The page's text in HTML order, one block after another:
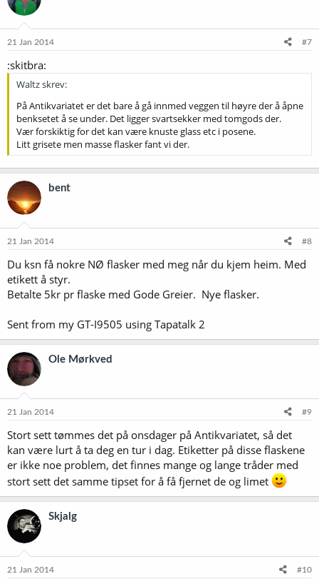
21 Jan 2014 #7
:skitbra:
Waltz skrev:
På Antikvariatet er det bare å gå innmed veggen til høyre der å åpne
benksetet å se under. Det ligger svartsekker med tomgods der.
Vær forskiktig for det kan være knuste glass etc i posene.
Litt grisete men masse flasker fant vi der.
bent
21 Jan 2014 #8
Du ksn få nokre NØ flasker med meg når du kjem heim. Med
etikett å styr.
Betalte 5kr pr flaske med Gode Greier. Nye flasker.
Sent from my GT-I9505 using Tapatalk 2
Ole Mørkved
21 Jan 2014 #9
Stort sett tømmes det på onsdager på Antikvariatet, så det
kan være lurt å ta deg en tur i dag. Etiketter på disse flaskene
er ikke noe problem, det finnes mange og lange tråder med
stort sett det samme tipset for å få fjernet de og limet
Skjalg
21 Jan 2014 #10